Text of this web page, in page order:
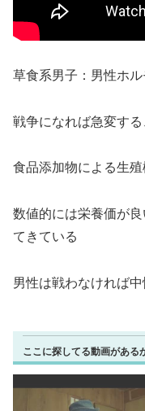
草食系男子：男性ホ
戦争になれば急変す
食品添加物による生
数値的には栄養価が
てきている
男性は戦わなければ中
ここに探してる動画がある